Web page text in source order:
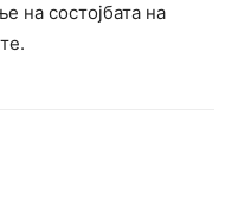
на состојбата на